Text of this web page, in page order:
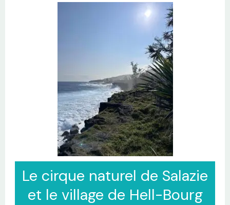
Le cirque naturel de Salazie
et le village de Hell-Bourg